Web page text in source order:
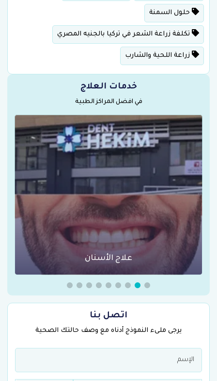
حلول السمنة
تكلفة زراعة الشعر في تركيا بالجنيه المصري
زراعة اللحية والشارب
خدمات العلاج
في افضل المراكز الطبية
علاج الأسنان
اتصل بنا
يرجى ملىء النموذج أدناه مع وصف حالتك الصحية